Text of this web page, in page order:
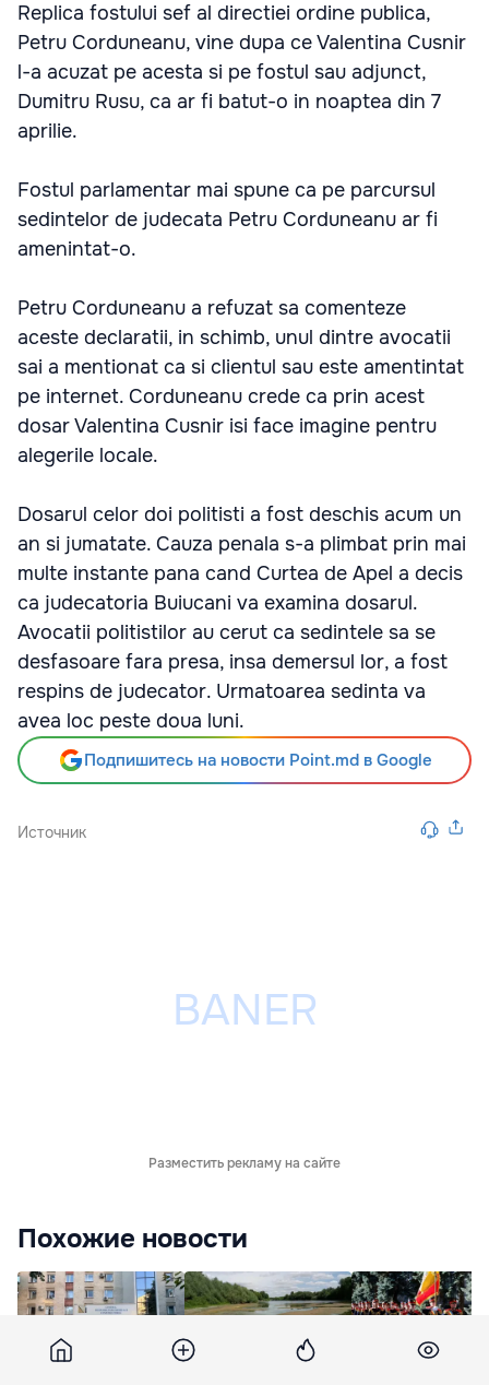
Replica fostului sef al directiei ordine publica,
Petru Corduneanu, vine dupa ce Valentina Cusnir
l-a acuzat pe acesta si pe fostul sau adjunct,
Dumitru Rusu, ca ar fi batut-o in noaptea din 7
aprilie.
Fostul parlamentar mai spune ca pe parcursul
sedintelor de judecata Petru Corduneanu ar fi
amenintat-o.
Petru Corduneanu a refuzat sa comenteze
aceste declaratii, in schimb, unul dintre avocatii
sai a mentionat ca si clientul sau este amentintat
pe internet. Corduneanu crede ca prin acest
dosar Valentina Cusnir isi face imagine pentru
alegerile locale.
Dosarul celor doi politisti a fost deschis acum un
an si jumatate. Cauza penala s-a plimbat prin mai
multe instante pana cand Curtea de Apel a decis
ca judecatoria Buiucani va examina dosarul.
Avocatii politistilor au cerut ca sedintele sa se
desfasoare fara presa, insa demersul lor, a fost
respins de judecator. Urmatoarea sedinta va
avea loc peste doua luni.
Подпишитесь на новости Point.md в Google
Источник
Разместить рекламу на сайте
Похожие новости